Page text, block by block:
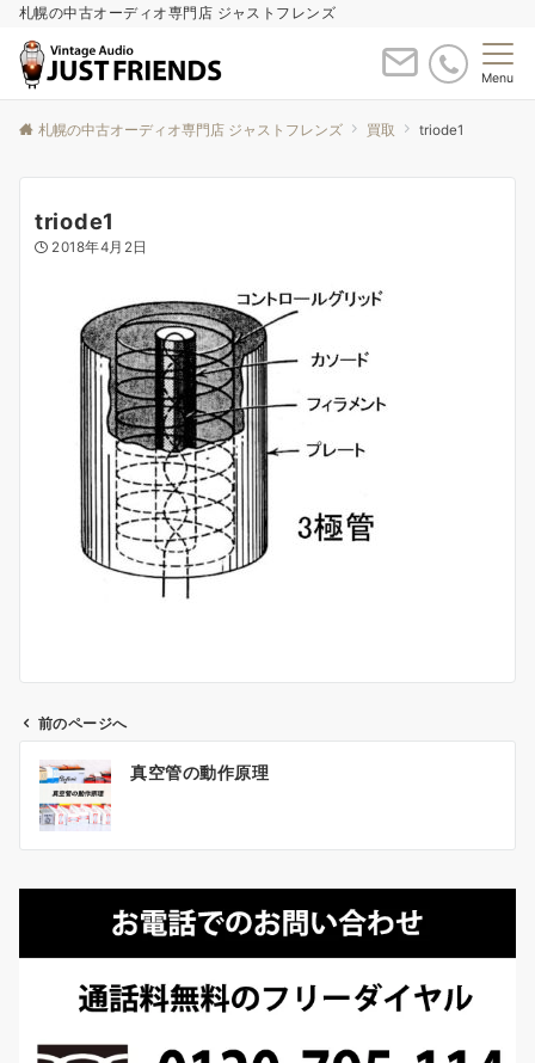
札幌の中古オーディオ専門店 ジャストフレンズ
Menu
札幌の中古オーディオ専門店 ジャストフレンズ 買取 triode1
triode1
2018年4月2日
ョ
前のページへ
真空管の動作原理